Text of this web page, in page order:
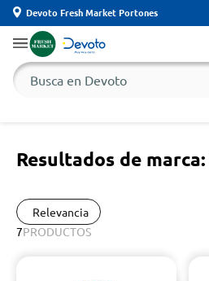
Devoto Fresh Market Portones
Resultados de marca:
Relevancia
7PRODUCTOS